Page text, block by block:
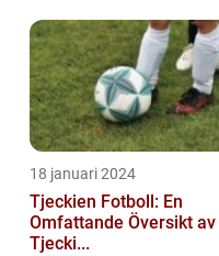
18 januari 2024
Tjeckien Fotboll: En
Omfattande Översikt av
Tjecki...